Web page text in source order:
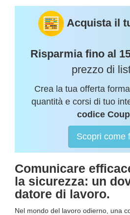
Acquista il
Risparmia fino al
prezzo di
Crea la tua offerta
quantità e corsi di tuo
codice
Scopri come
Comunicare
la sicurezza: un
datore di lavoro.
Nel mondo del lavoro odierno, una